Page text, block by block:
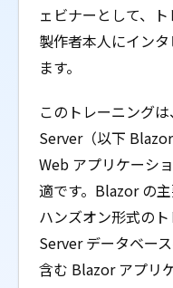
ェビナーとして、
製作者本人にイン
ます。
このトレーニング
Server（以下
Web アプリケーシ
適です。Blazor の
ハンズオン形式の
Server データベー
含む Blazor アプリ